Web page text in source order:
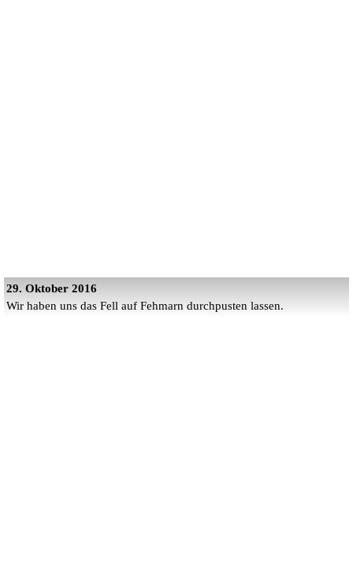
29. Oktober 2016
Wir haben uns das Fell auf Fehmarn durchpusten lassen.